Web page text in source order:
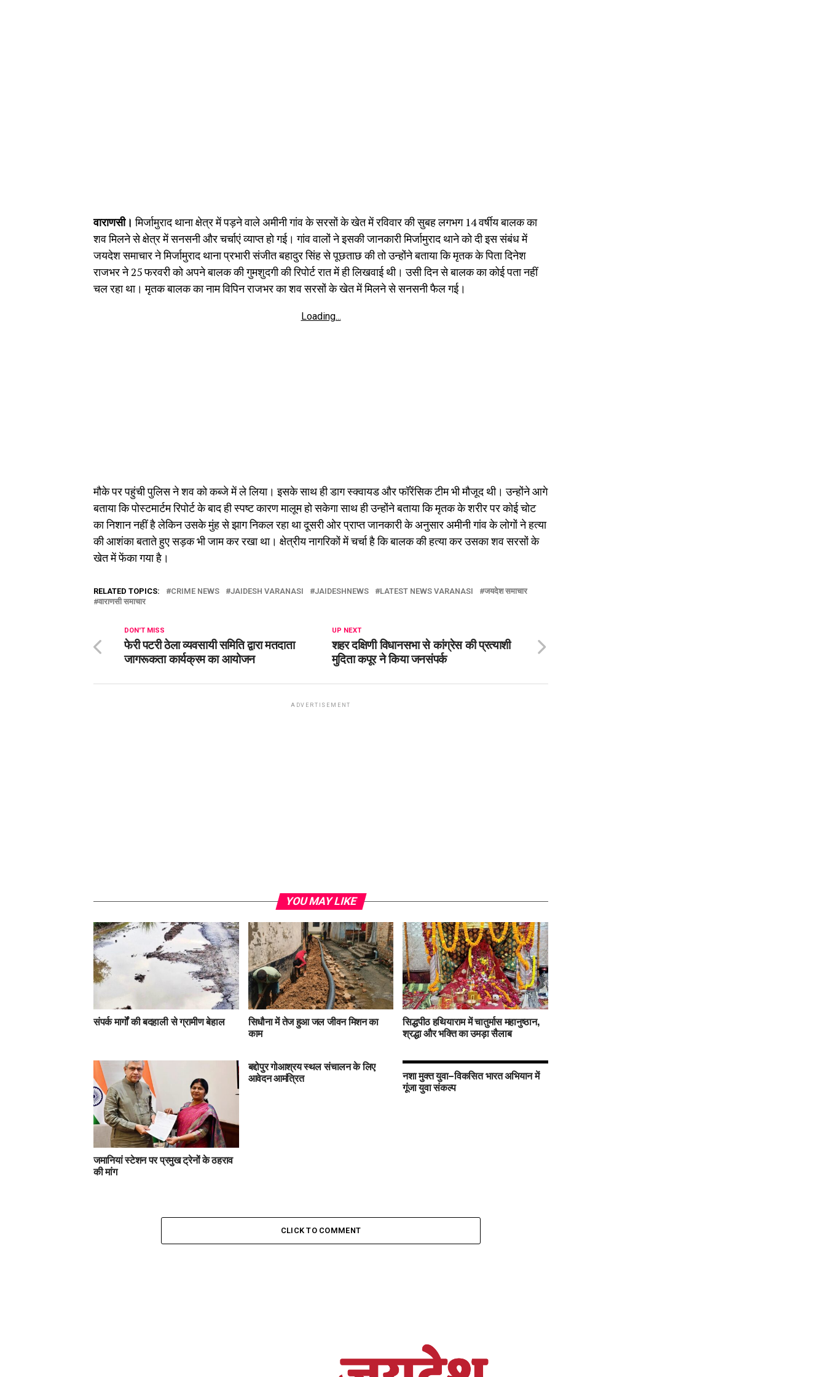
वाराणसी। मिर्जामुराद थाना क्षेत्र में पड़ने वाले अमीनी गांव के सरसों के खेत में रविवार की सुबह लगभग 14 वर्षीय बालक का
शव मिलने से क्षेत्र में सनसनी और चर्चाएं व्याप्त हो गई। गांव वालों ने इसकी जानकारी मिर्जामुराद थाने को दी इस संबंध में
जयदेश समाचार ने मिर्जामुराद थाना प्रभारी संजीत बहादुर सिंह से पूछताछ की तो उन्होंने बताया कि मृतक के पिता दिनेश
राजभर ने 25 फरवरी को अपने बालक की गुमशुदगी की रिपोर्ट रात में ही लिखवाई थी। उसी दिन से बालक का कोई पता नहीं
चल रहा था। मृतक बालक का नाम विपिन राजभर का शव सरसों के खेत में मिलने से सनसनी फैल गई।
Loading...
मौके पर पहुंची पुलिस ने शव को कब्जे में ले लिया। इसके साथ ही डाग स्क्वायड और फॉरेंसिक टीम भी मौजूद थी। उन्होंने आगे
बताया कि पोस्टमार्टम रिपोर्ट के बाद ही स्पष्ट कारण मालूम हो सकेगा साथ ही उन्होंने बताया कि मृतक के शरीर पर कोई चोट
का निशान नहीं है लेकिन उसके मुंह से झाग निकल रहा था दूसरी ओर प्राप्त जानकारी के अनुसार अमीनी गांव के लोगों ने हत्या
की आशंका बताते हुए सड़क भी जाम कर रखा था। क्षेत्रीय नागरिकों में चर्चा है कि बालक की हत्या कर उसका शव सरसों के
खेत में फेंका गया है।
RELATED TOPICS: CRIME NEWS JAIDESH VARANASI JAIDESHNEWS LATEST NEWS VARANASI
जयदेश समाचार
वाराणसी समाचार
UP NEXT
शहर दक्षिणी विधानसभा से कांग्रेस की प्रत्याशी
मुदिता कपूर ने किया जनसंपर्क
DON'T MISS
फेरी पटरी ठेला व्यवसायी समिति द्वारा मतदाता
जागरूकता कार्यक्रम का आयोजन
ADVERTISEMENT
YOU MAY LIKE
संपर्क मार्गों की बदहाली से ग्रामीण बेहाल सिधौना में तेज हुआ जल जीवन मिशन का
काम
सिद्धपीठ हथियाराम में चातुर्मास महानुष्ठान,
श्रद्धा और भक्ति का उमड़ा सैलाब
जमानियां स्टेशन पर प्रमुख ट्रेनों के ठहराव
की मांग
बद्दोपुर गोआश्रय स्थल संचालन के लिए
आवेदन आमंत्रित नशा मुक्त युवा–विकसित भारत अभियान में
गूंजा युवा संकल्प
CLICK TO COMMENT